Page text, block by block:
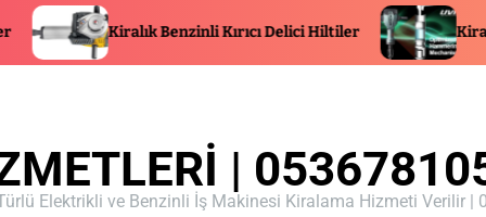
Kiralık Benzinli Kırıcı Delici Hiltiler Kiralık Hitachi
|
Elektrikli ve Benzinli İş Makinesi Kiralama Hizmeti Verilir |